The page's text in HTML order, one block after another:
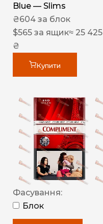
Blue — Slims
₴604 за блок
$565 за ящик≈ 25 425
₴
Купити
Фасування:
Блок